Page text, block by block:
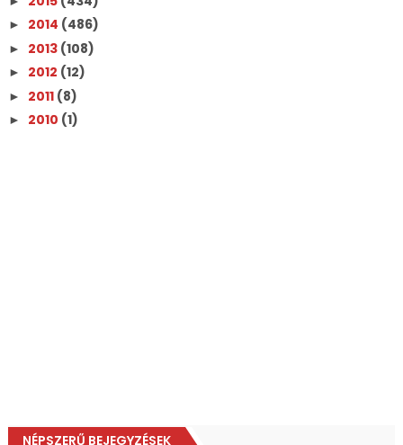
► 2014 (486)
► 2013 (108)
► 2012 (12)
► 2011 (8)
► 2010 (1)
NÉPSZERŰ BEJEGYZÉSEK